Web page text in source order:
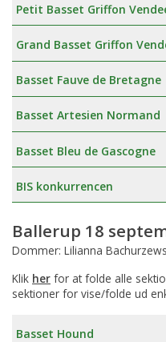
Petit Basset Griffon
Grand Basset Griffon
Basset Fauve de Bretagne
Basset Artesien Normand
Basset Bleu de Gascogne
BIS konkurrencen
Ballerup 18
Dommer: Lilianna
Klik her for at folde alle
sektioner for vise/folde ud
Basset Hound